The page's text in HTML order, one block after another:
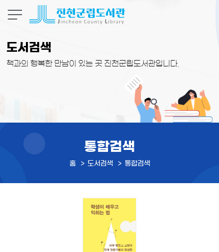
도서검색
책과의 행복한 만남이 있는 곳 진천군립도서관입니다.
통합검색
홈 도서검색 통합검색